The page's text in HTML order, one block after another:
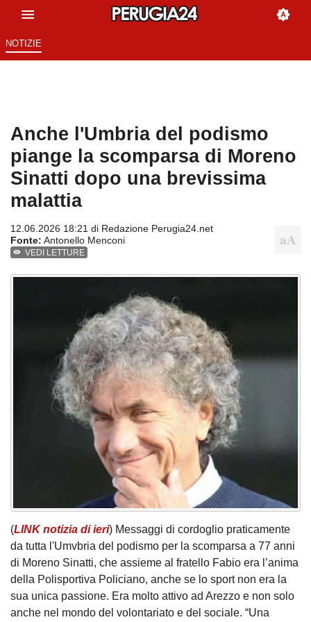
NOTIZIE
Anche l'Umbria del podismo
piange la scomparsa di Moreno
Sinatti dopo una brevissima
malattia
12.06.2026 18:21 di Redazione Perugia24.net
Fonte: Antonello Menconi
VEDI LETTURE
(LINK notizia di ieri) Messaggi di cordoglio praticamente
da tutta l'Umvbria del podismo per la scomparsa a 77 anni
di Moreno Sinatti, che assieme al fratello Fabio era l’anima
della Polisportiva Policiano, anche se lo sport non era la
sua unica passione. Era molto attivo ad Arezzo e non solo
anche nel mondo del volontariato e del sociale. “Una